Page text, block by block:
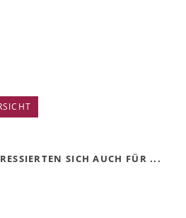
SICH AUCH FÜR ...